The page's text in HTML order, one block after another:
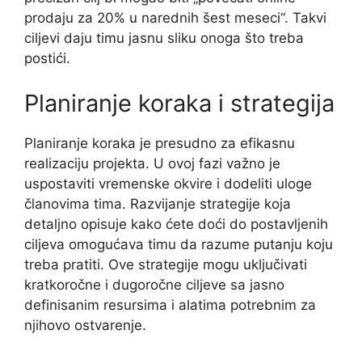
prodaju za 20% u narednih šest meseci“. Takvi
ciljevi daju timu jasnu sliku onoga što treba
postići.
Planiranje koraka i strategija
Planiranje koraka je presudno za efikasnu
realizaciju projekta. U ovoj fazi važno je
uspostaviti vremenske okvire i dodeliti uloge
članovima tima. Razvijanje strategije koja
detaljno opisuje kako ćete doći do postavljenih
ciljeva omogućava timu da razume putanju koju
treba pratiti. Ove strategije mogu uključivati
kratkoročne i dugoročne ciljeve sa jasno
definisanim resursima i alatima potrebnim za
njihovo ostvarenje.